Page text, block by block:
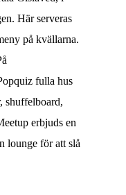
Här serveras
på kvällarna.
fulla hus
shuffelboard,
erbjuds en
lounge för att slå